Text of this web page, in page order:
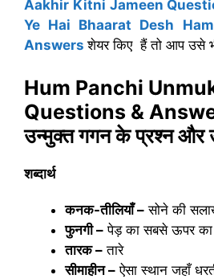
Aakhir Kitni Jameen
Ye Hai Bhaarat Desh
Answers शेयर किए हैं तो आप उसे
Hum Panchi
Questions &
उन्मुक्त गगन के प्रश्न और
शब्दार्थ
कनक-तीलियाँ – सोने की
फुनगी – पेड़ का सबसे ऊपर का
तारक – तारे
सीमाहीन – ऐसा स्थान जहाँ